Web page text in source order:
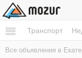
Транспорт
Все объявления в